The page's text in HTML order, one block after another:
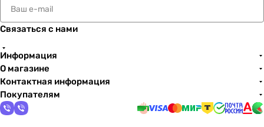
Связаться с нами
Информация
О магазине
Контактная информация
Покупателям